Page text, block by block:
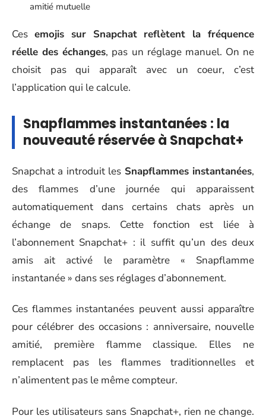
amitié mutuelle
Ces emojis sur Snapchat reflètent la fréquence
réelle des échanges, pas un réglage manuel. On ne
choisit pas qui apparaît avec un coeur, c’est
l’application qui le calcule.
Snapflammes instantanées : la
nouveauté réservée à Snapchat+
Snapchat a introduit les Snapflammes instantanées,
des flammes d’une journée qui apparaissent
automatiquement dans certains chats après un
échange de snaps. Cette fonction est liée à
l’abonnement Snapchat+ : il suffit qu’un des deux
amis ait activé le paramètre « Snapflamme
instantanée » dans ses réglages d’abonnement.
Ces flammes instantanées peuvent aussi apparaître
pour célébrer des occasions : anniversaire, nouvelle
amitié, première flamme classique. Elles ne
remplacent pas les flammes traditionnelles et
n’alimentent pas le même compteur.
Pour les utilisateurs sans Snapchat+, rien ne change.